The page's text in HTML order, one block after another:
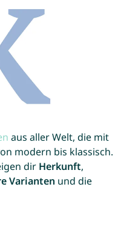
aus aller Welt, die mit
modern bis klassisch.
dir Herkunft,
Varianten und die